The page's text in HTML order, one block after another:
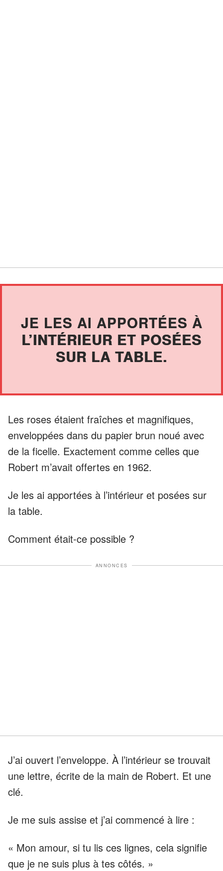
JE LES AI APPORTÉES À
L’INTÉRIEUR ET POSÉES
SUR LA TABLE.
Les roses étaient fraîches et magnifiques,
enveloppées dans du papier brun noué avec
de la ficelle. Exactement comme celles que
Robert m’avait offertes en 1962.
Je les ai apportées à l’intérieur et posées sur
la table.
Comment était-ce possible ?
ANNONCES
J’ai ouvert l’enveloppe. À l’intérieur se trouvait
une lettre, écrite de la main de Robert. Et une
clé.
Je me suis assise et j’ai commencé à lire :
« Mon amour, si tu lis ces lignes, cela signifie
que je ne suis plus à tes côtés. »